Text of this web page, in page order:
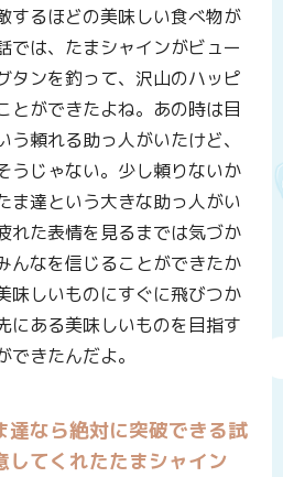
するほどの美味しい食べ物が
では、たまシャインがビュー
タンを釣って、沢山のハッピ
とができたよね。あの時は目
頼れる助っ人がいたけど、
うじゃない。少し頼りないか
ま達という大きな助っ人がい
れた表情を見るまでは気づか
んなを信じることができたか
味しいものにすぐに飛びつか
にある美味しいものを目指す
きたんだよ。
達なら絶対に突破できる試
してくれたたまシャイン